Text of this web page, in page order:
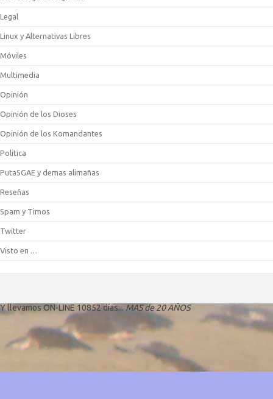
Legal
Linux y Alternativas Libres
Móviles
Multimedia
Opinión
Opinión de los Dioses
Opinión de los Komandantes
Politica
PutaSGAE y demas alimañas
Reseñas
Spam y Timos
Twitter
Visto en …
Y llevamos ON-LINE 10852 días... MAS de 20 AÑOS